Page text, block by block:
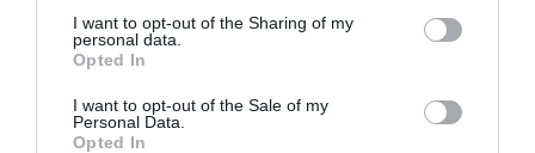
not limited to your visit or usage behaviour. You may click to
grant or deny consent to Google and its third-party tags to
use your data for below specified purposes in below Google
consent section.
I want to opt-out of the Sharing of my
personal data.
Opted In
I want to opt-out of the Sale of my
Personal Data.
Opted In
Il grande inganno dell’immigrazione: l’Italia ha bisogno
di più idee, non di più braccia